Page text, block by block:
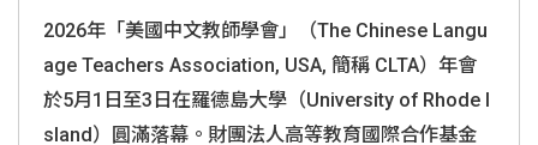
2026年「美國中文教師學會」（The Chinese Langu
age Teachers Association, USA, 簡稱 CLTA）年會
於5月1日至3日在羅德島大學（University of Rhode I
sland）圓滿落幕。財團法人高等教育國際合作基金